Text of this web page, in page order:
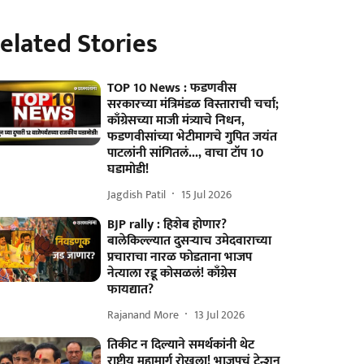
Stories
TOP 10 News : फडणवीस
सरकारच्या मंत्रिमंडळ विस्ताराची चर्चा;
काँग्रेसच्या माजी मंत्र्याचे निधन,
फडणवीसांच्या भेटीमागचे गुपित जयंत
पाटलांनी सांगितलं..., वाचा टॉप 10
घडामोडी!
Jagdish Patil 15 Jul 2026
BJP rally : हिशेब होणार?
बालेकिल्ल्यात दुसऱ्याच उमेदवाराच्या
प्रचाराचा नारळ फोडताना भाजप
नेत्याला रडू कोसळलं! काँग्रेस
फायद्यात?
Rajanand More 13 Jul 2026
तिकीट न दिल्याने समर्थकांनी थेट